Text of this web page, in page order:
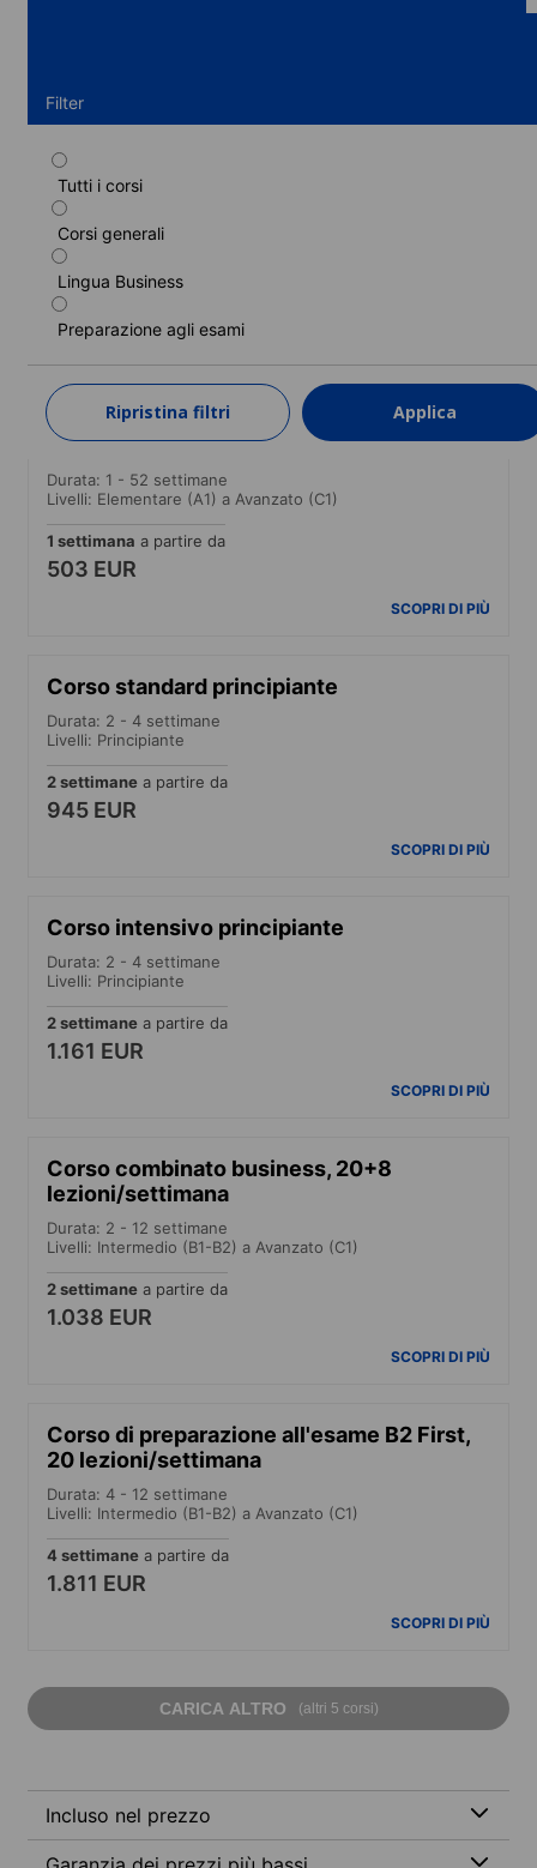
Filter
Tutti i corsi
Corsi generali
Lingua Business
Preparazione agli esami
Ripristina filtri Applica
Corso standard
Durata: 1 - 52 settimane
Livelli: Elementare (A1) a Avanzato (C1)
1 settimana
430 EUR
SCOPRI DI PIÙ
Corso intensivo
Durata: 1 - 52 settimane
Livelli: Elementare (A1) a Avanzato (C1)
1 settimana a partire da
503 EUR
SCOPRI DI PIÙ
Corso standard principiante
Durata: 2 - 4 settimane
Livelli: Principiante
2 settimane a partire da
945 EUR
SCOPRI DI PIÙ
Corso intensivo principiante
Durata: 2 - 4 settimane
Livelli: Principiante
2 settimane a partire da
1.161 EUR
SCOPRI DI PIÙ
Corso combinato business, 20+8
lezioni/settimana
Durata: 2 - 12 settimane
Livelli: Intermedio (B1-B2) a Avanzato (C1)
2 settimane a partire da
1.038 EUR
SCOPRI DI PIÙ
Corso di preparazione all'esame B2 First,
20 lezioni/settimana
Durata: 4 - 12 settimane
Livelli: Intermedio (B1-B2) a Avanzato (C1)
4 settimane a partire da
1.811 EUR
SCOPRI DI PIÙ
CARICA ALTRO (altri 5 corsi)
Incluso nel prezzo